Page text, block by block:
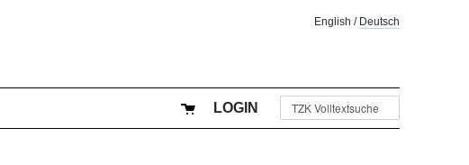
English / Deutsch
LOGIN